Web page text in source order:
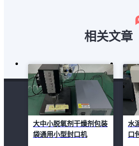
相关文章
大中小脱氧剂干燥剂包装
袋通用小型封口机
水
口